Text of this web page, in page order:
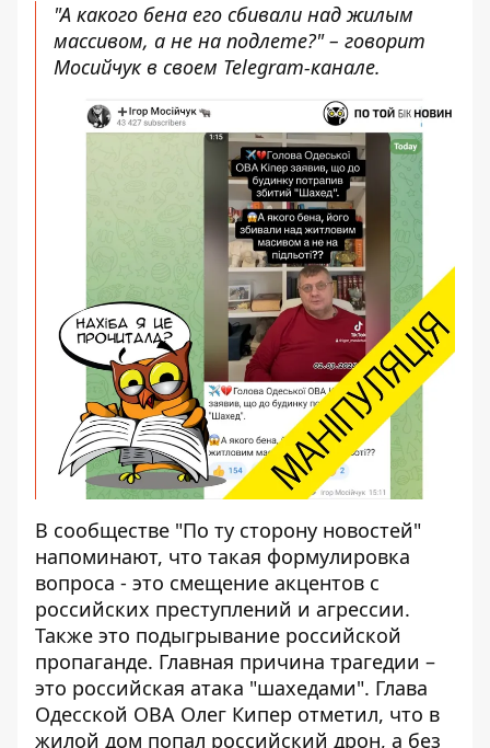
"А какого бена его сбивали над жилым
массивом, а не на подлете?" – говорит
Мосийчук в своем Telegram-канале.
В сообществе "По ту сторону новостей"
напоминают, что такая формулировка
вопроса - это смещение акцентов с
российских преступлений и агрессии.
Также это подыгрывание российской
пропаганде. Главная причина трагедии –
это российская атака "шахедами". Глава
Одесской ОВА Олег Кипер отметил, что в
жилой дом попал российский дрон, а без